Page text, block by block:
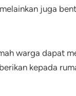
juga
warga dapat
kepada